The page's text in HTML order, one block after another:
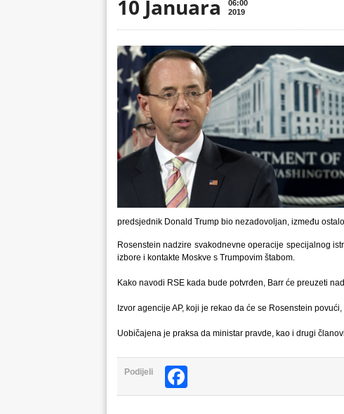
10 Januara
06:00
2019
predsjednik Donald Trump bio nezadovoljan, između
Rosenstein nadzire svakodnevne operacije specijalnog
izbore i kontakte Moskve s Trumpovim štabom.
Kako navodi RSE kada bude potvrđen, Barr će preuzeti
Izvor agencije AP, koji je rekao da će se Rosenstein
Uobičajena je praksa da ministar pravde, kao i drugi
Podijeli